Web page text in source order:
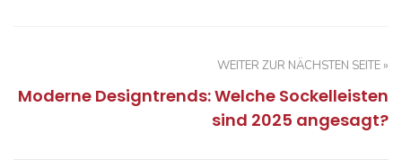
WEITER ZUR NÄCHSTEN SEITE »
Moderne Designtrends: Welche Sockelleisten
sind 2025 angesagt?